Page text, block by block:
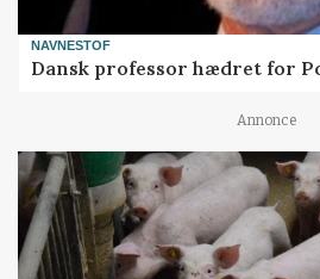
NAVNESTOF
Dansk professor hædret for
Annonce